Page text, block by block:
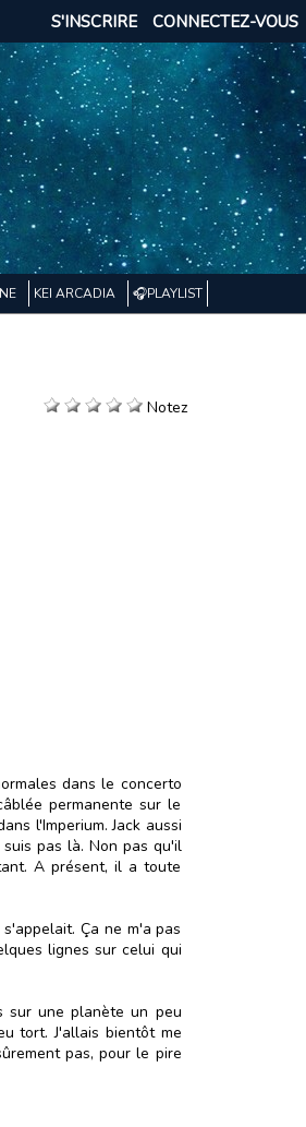
CONNECTEZ-VOUS
S'INSCRIRE
KEI ARCADIA 🎧PLAYLIST
Notez
dans le concerto
permanente sur le
l'Imperium. Jack aussi
pas là. Non pas qu'il
A présent, il a toute
Ça ne m'a pas
lignes sur celui qui
sur une planète un peu
tort. J'allais bientôt me
pas, pour le pire